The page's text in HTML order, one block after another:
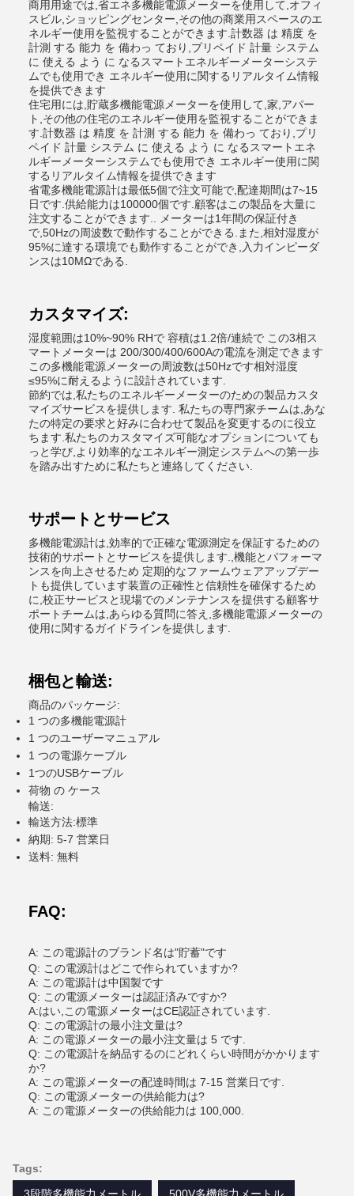
商用用途では,省エネ多機能電源メーターを使用して,オフィ
スビル,ショッピングセンター,その他の商業用スペースのエ
ネルギー使用を監視することができます.計数器 は 精度 を
計測 する 能力 を 備わっ ており,プリペイド 計量 システム
に 使える よう に なるスマートエネルギーメーターシステ
ムでも使用でき エネルギー使用に関するリアルタイム情報
を提供できます
住宅用には,貯蔵多機能電源メーターを使用して,家,アパー
ト,その他の住宅のエネルギー使用を監視することができま
す.計数器 は 精度 を 計測 する 能力 を 備わっ ており,プリ
ペイド 計量 システム に 使える よう に なるスマートエネ
ルギーメーターシステムでも使用でき エネルギー使用に関
するリアルタイム情報を提供できます
省電多機能電源計は最低5個で注文可能で,配達期間は7~15
日です.供給能力は100000個です.顧客はこの製品を大量に
注文することができます.. メーターは1年間の保証付き
で,50Hzの周波数で動作することができる.また,相対湿度が
95%に達する環境でも動作することができ,入力インピーダ
ンスは10MΩである.
カスタマイズ:
湿度範囲は10%~90% RHで 容積は1.2倍/連続で この3相ス
マートメーターは 200/300/400/600Aの電流を測定できます
この多機能電源メーターの周波数は50Hzです相対湿度
≤95%に耐えるように設計されています.
節約では,私たちのエネルギーメーターのための製品カスタ
マイズサービスを提供します. 私たちの専門家チームは,あな
たの特定の要求と好みに合わせて製品を変更するのに役立
ちます.私たちのカスタマイズ可能なオプションについても
っと学び,より効率的なエネルギー測定システムへの第一歩
を踏み出すために私たちと連絡してください.
サポートとサービス
多機能電源計は,効率的で正確な電源測定を保証するための
技術的サポートとサービスを提供します.,機能とパフォーマ
ンスを向上させるため 定期的なファームウェアアップデー
トも提供しています装置の正確性と信頼性を確保するため
に,校正サービスと現場でのメンテナンスを提供する顧客サ
ポートチームは,あらゆる質問に答え,多機能電源メーターの
使用に関するガイドラインを提供します.
梱包と輸送:
商品のパッケージ:
1 つの多機能電源計
1 つのユーザーマニュアル
1 つの電源ケーブル
1つのUSBケーブル
荷物 の ケース
輸送:
輸送方法:標準
納期: 5-7 営業日
送料: 無料
FAQ:
A: この電源計のブランド名は"貯蓄"です
Q: この電源計はどこで作られていますか?
A: この電源計は中国製です
Q: この電源メーターは認証済みですか?
A:はい,この電源メーターはCE認証されています.
Q: この電源計の最小注文量は?
A: この電源メーターの最小注文量は 5 です.
Q: この電源計を納品するのにどれくらい時間がかかります
か?
A: この電源メーターの配達時間は 7-15 営業日です.
Q: この電源メーターの供給能力は?
A: この電源メーターの供給能力は 100,000.
Tags: